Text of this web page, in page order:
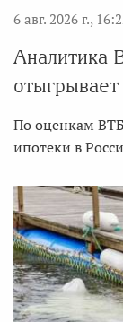
6 авг. 2026 г.,
Аналитика
По оценкам
ипотеки в